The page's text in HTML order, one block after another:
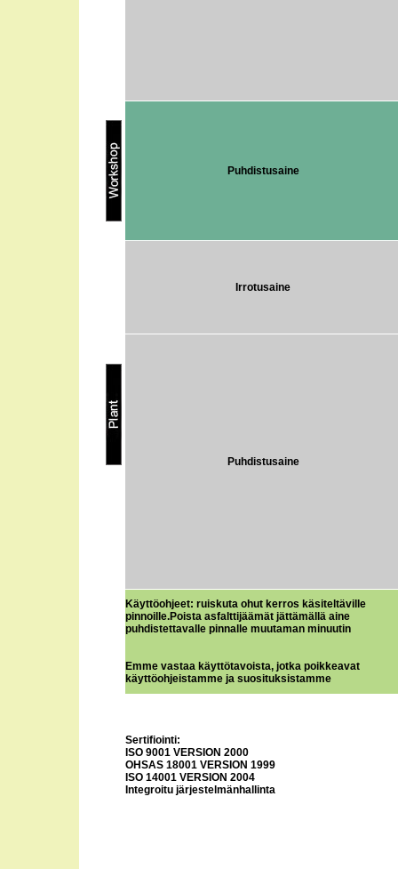
Puhdistusaine
Irrotusaine
Puhdistusaine
Käyttöohjeet: ruiskuta ohut kerros käsiteltäville
pinnoille.Poista asfalttijäämät jättämällä aine
puhdistettavalle pinnalle muutaman minuutin
Emme vastaa käyttötavoista, jotka poikkeavat
käyttöohjeistamme ja suosituksistamme
Sertifiointi:
ISO 9001 VERSION 2000
OHSAS 18001 VERSION 1999
ISO 14001 VERSION 2004
Integroitu järjestelmänhallinta